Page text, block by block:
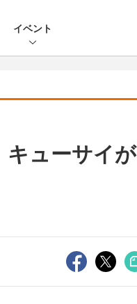
イベント
ューサイが